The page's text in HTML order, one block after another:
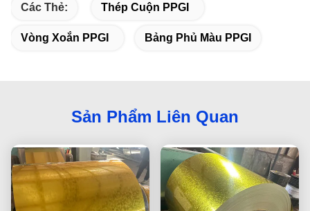
Các Thẻ: Thép Cuộn PPGI
Vòng Xoắn PPGI Bảng Phủ Màu PPGI
Sản Phẩm Liên Quan